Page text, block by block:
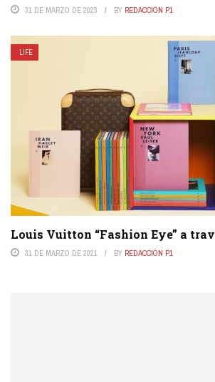
31 DE MARZO DE 2023 BY REDACCIÓN P1
LIFE
Louis Vuitton “Fashion Eye” a
31 DE MARZO DE 2021 BY REDACCIÓN P1